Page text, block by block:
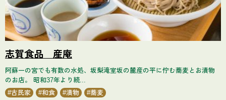
志賀食品 産庵
阿蘇一の宮でも有数の水処、坂梨滝室坂の麓産の平に佇む蕎麦とお漬物
のお店。 昭和37年より続...
古民家
和食 漬物 蕎麦